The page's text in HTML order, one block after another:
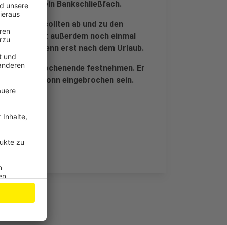
Zeit in ein Bankschließfach.
sollten ab und zu den
erinnert außerdem noch einmal
– wenn erst nach dem Urlaub.
dem Wochenende festnehmen. Er
in Bonn eingebrochen sein.